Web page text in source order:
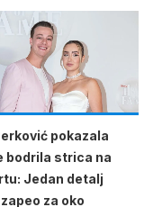
pokazala
bodrila strica na
Jedan detalj
za oko